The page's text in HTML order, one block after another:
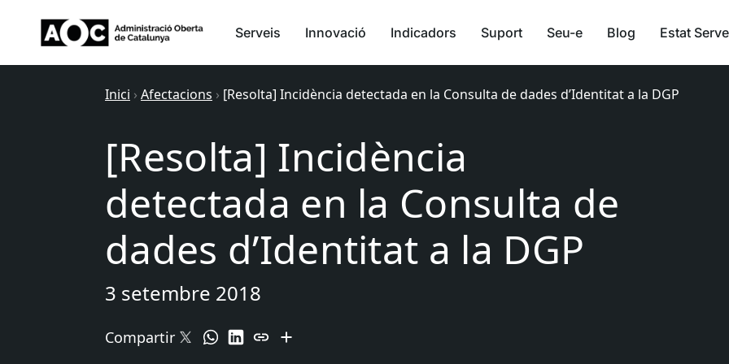
Serveis Innovació Indicadors Suport Seu-e Blog Estat
Inici › Afectacions › [Resolta] Incidència detectada en la Consulta de dades d’Identitat a la DGP
[Resolta] Incidència
detectada en la Consulta de
dades d’Identitat a la DGP
3 setembre 2018
Compartir